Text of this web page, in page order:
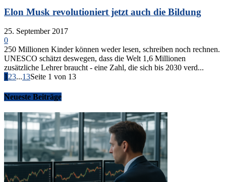
Elon Musk revolutioniert jetzt auch die Bildung
25. September 2017
0
250 Millionen Kinder können weder lesen, schreiben noch rechnen.
UNESCO schätzt deswegen, dass die Welt 1,6 Millionen
zusätzliche Lehrer braucht - eine Zahl, die sich bis 2030 verd...
1 23...13Seite 1 von 13
Neueste Beiträge